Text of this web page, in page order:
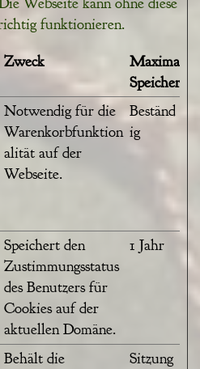
funktionieren.
Zweck
Maximale
Notwendig für die
Warenkorbfunktion
alität auf der
Webseite.
Beständ
ig
Speichert den
Zustimmungsstatus
des Benutzers für
Cookies auf der
aktuellen Domäne.
1 Jahr
Behält die
Sitzung